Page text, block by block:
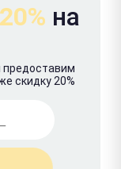
на
предоставим
скидку 20%